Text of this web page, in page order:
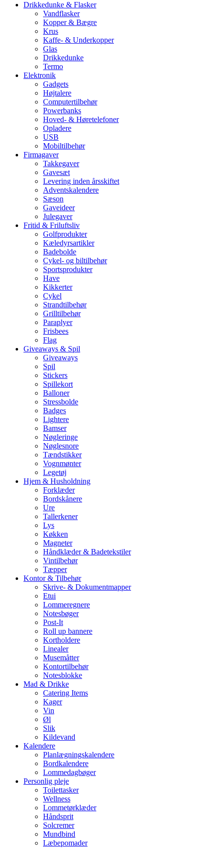
Drikkedunke & Flasker
Vandflasker
Kopper & Bægre
Krus
Kaffe- & Underkopper
Glas
Drikkedunke
Termo
Elektronik
Gadgets
Højtalere
Computertilbehør
Powerbanks
Hoved- & Høretelefoner
Opladere
USB
Mobiltilbehør
Firmagaver
Takkegaver
Gavesæt
Levering inden årsskiftet
Adventskalendere
Sæson
Gaveideer
Julegaver
Fritid & Friluftsliv
Golfprodukter
Kæledyrsartikler
Badebolde
Cykel- og biltilbehør
Sportsprodukter
Have
Kikkerter
Cykel
Strandtilbehør
Grilltilbehør
Paraplyer
Frisbees
Flag
Giveaways & Spil
Giveaways
Spil
Stickers
Spillekort
Balloner
Stressbolde
Badges
Lightere
Bamser
Nøgleringe
Nøglesnore
Tændstikker
Vognmønter
Legetøj
Hjem & Husholdning
Forklæder
Bordskånere
Ure
Tallerkener
Lys
Køkken
Magneter
Håndklæder & Badetekstiler
Vintilbehør
Tæpper
Kontor & Tilbehør
Skrive- & Dokumentmapper
Etui
Lommeregnere
Notesbøger
Post-It
Roll up bannere
Kortholdere
Linealer
Musemåtter
Kontortilbehør
Notesblokke
Mad & Drikke
Catering Items
Kager
Vin
Øl
Slik
Kildevand
Kalendere
Planlægningskalendere
Bordkalendere
Lommedagbøger
Personlig pleje
Toilettasker
Wellness
Lommetørklæder
Håndsprit
Solcremer
Mundbind
Læbepomader